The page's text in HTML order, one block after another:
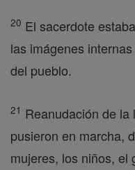
20 El sacerdote
las imágenes
del pueblo.
21 Reanudación de
pusieron en marcha,
mujeres, los niños, el